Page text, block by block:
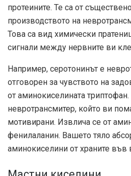
протеините. Те са от
производството на
Това са вид химически
сигнали между нервните ви
Например, серотонинът е
отговорен за чувството на
от аминокиселината
невротрансмитер, който ви
мотивирани. Извлича се от
фенилаланин. Вашето тяло
аминокиселини от храните във